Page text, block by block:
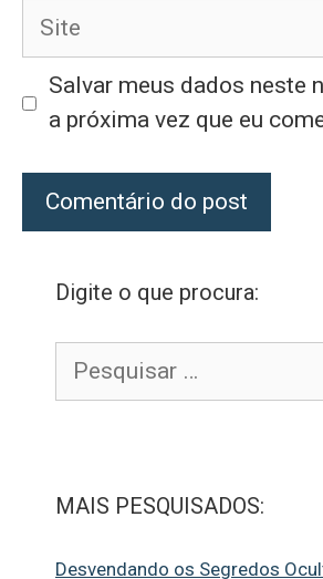
Site
Salvar meus dados neste
a próxima vez que eu
Digite o que procura:
por:
MAIS PESQUISADOS:
Desvendando os Segredos